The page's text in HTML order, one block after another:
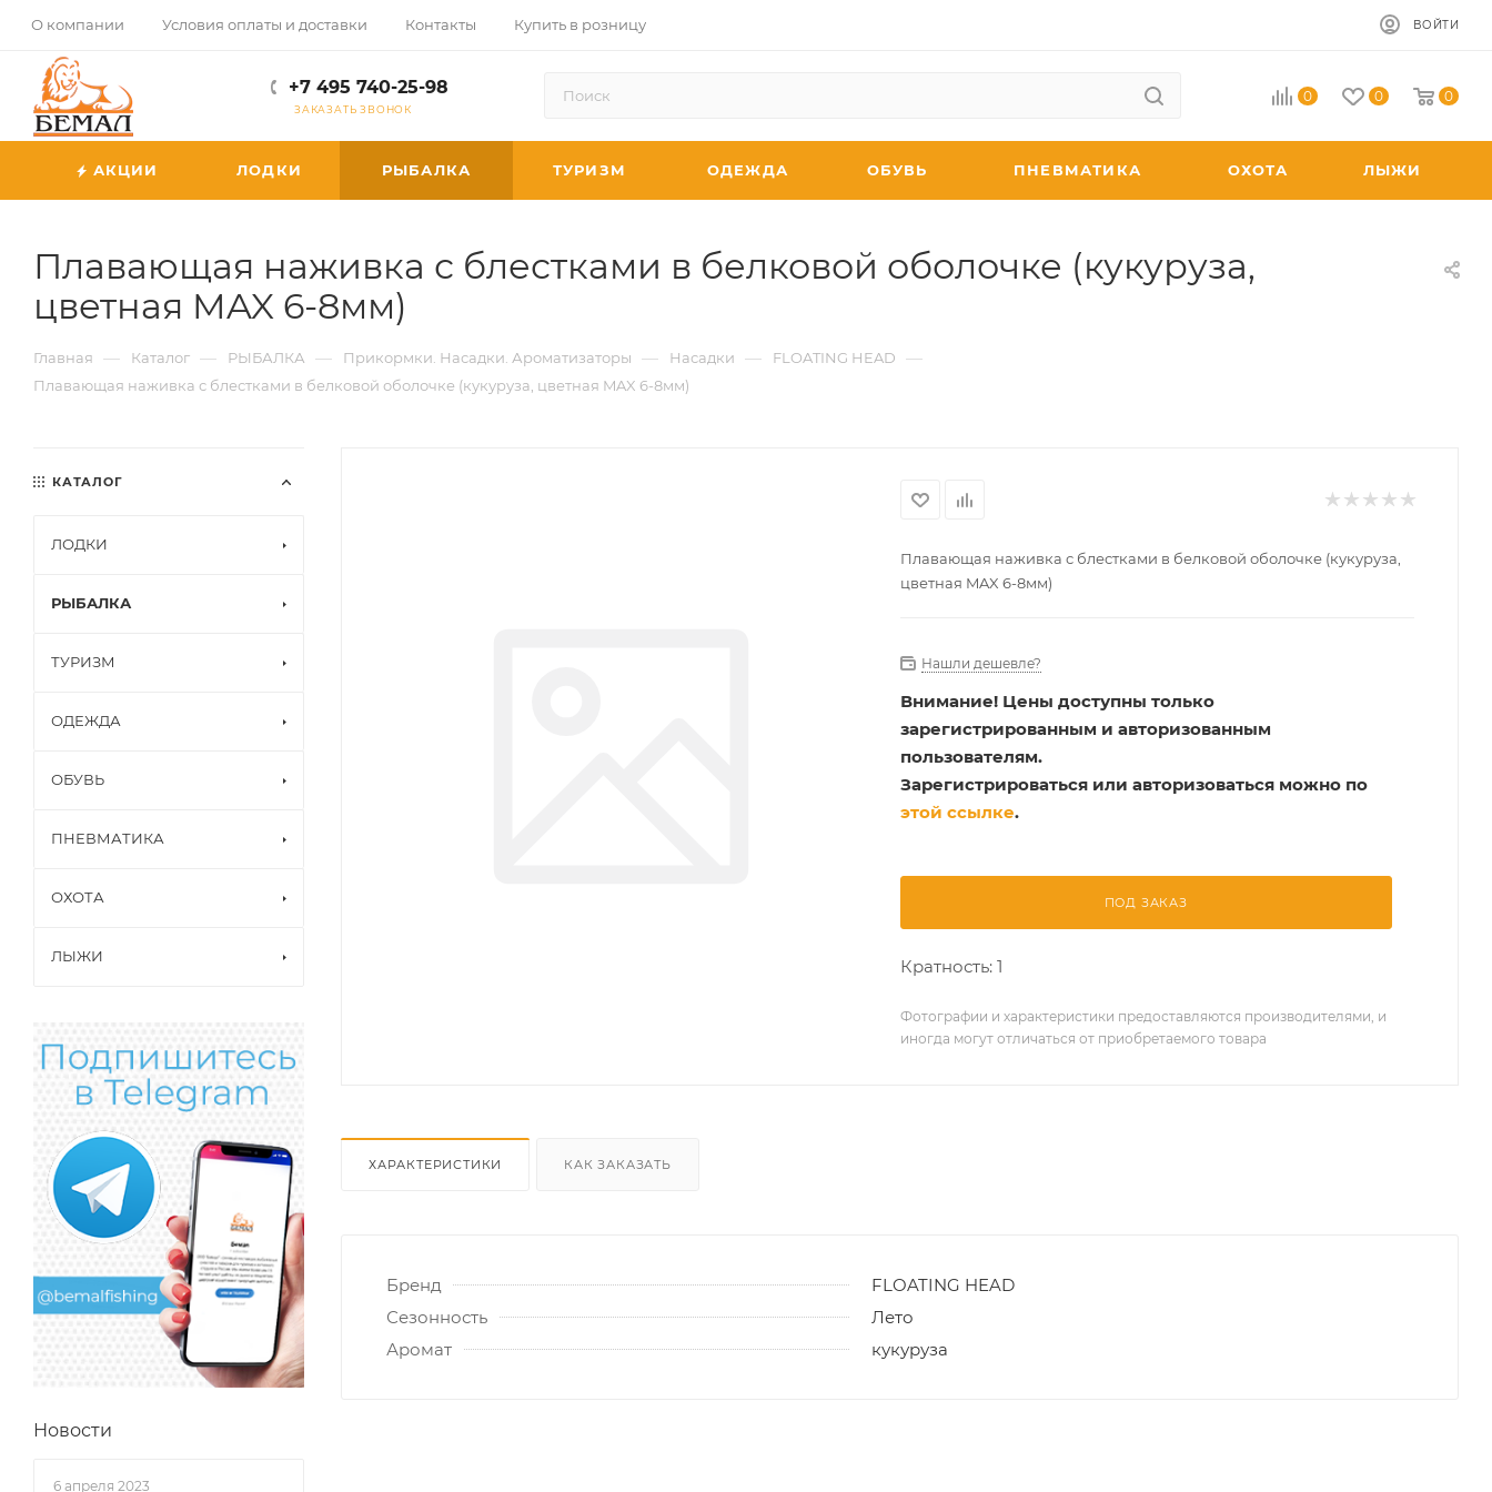
О компании Условия оплаты и доставки Контакты Купить в розницу ВОЙТИ
+7 495 740-25-98
ЗАКАЗАТЬ ЗВОНОК
0 0 0
АКЦИИ ЛОДКИ РЫБАЛКА ТУРИЗМ ОДЕЖДА ОБУВЬ ПНЕВМАТИКА ОХОТА ЛЫЖИ
Плавающая наживка с блестками в белковой оболочке (кукуруза,
цветная MAX 6-8мм)
Главная — Каталог — РЫБАЛКА — Прикормки. Насадки. Ароматизаторы — Насадки — FLOATING HEAD —
Плавающая наживка с блестками в белковой оболочке (кукуруза, цветная MAX 6-8мм)
Плавающая наживка с блестками в белковой оболочке (кукуруза,
цветная MAX 6-8мм)
Нашли дешевле?
Внимание! Цены доступны только
зарегистрированным и авторизованным
пользователям.
Зарегистрироваться или авторизоваться можно по
этой ссылке.
ПОД ЗАКАЗ
Кратность: 1
Фотографии и характеристики предоставляются производителями, и
иногда могут отличаться от приобретаемого товара
ХАРАКТЕРИСТИКИ КАК ЗАКАЗАТЬ
Бренд
FLOATING HEAD
Сезонность
Лето
Аромат
кукуруза
КАТАЛОГ
ЛОДКИ
РЫБАЛКА
ТУРИЗМ
ОДЕЖДА
ОБУВЬ
ПНЕВМАТИКА
ОХОТА
ЛЫЖИ
Новости
6 апреля 2023